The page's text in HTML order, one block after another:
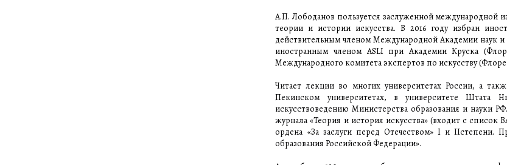
А.П. Лободанов пользуется заслуженной международной
теории и истории искусства. В 2016 году избран
действительным членом Международной Академии наук
иностранным членом ASLI при Академии Круска
Международного комитета экспертов по искусству
Читает лекции во многих университетах России, а
Пекинском университетах, в университете
искусствоведению Министерства образования и науки
журнала «Теория и история искусства» (входит с
ордена «За заслуги перед Отечеством» I и IIстепени.
образования Российской Федерации».